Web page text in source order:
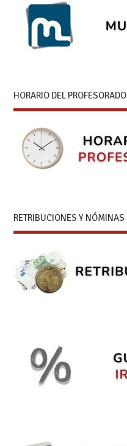
HORARIO DEL PROFESORADO
RETRIBUCIONES Y NÓMINAS